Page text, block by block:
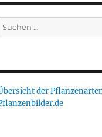
Suche
der